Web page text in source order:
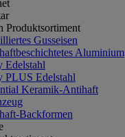
Produktsortiment
Gusseisen
Aluminium
Edelstahl
PLUS Edelstahl
Keramik-Antihaft
Backformen